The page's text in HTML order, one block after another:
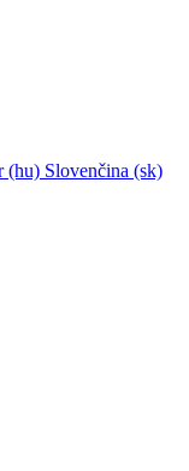
‎(hu)‎ Slovenčina ‎(sk)‎